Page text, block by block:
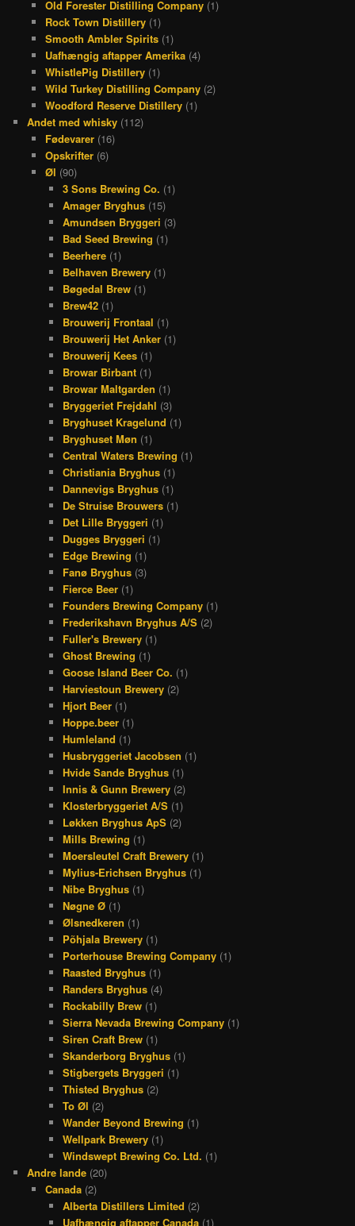
Old Forester Distilling Company(1)
Rock Town Distillery(1)
Smooth Ambler Spirits(1)
Uafhængig aftapper Amerika(4)
WhistlePig Distillery(1)
Wild Turkey Distilling Company(2)
Woodford Reserve Distillery(1)
Andet med whisky (112)
Fødevarer(16)
Opskrifter(6)
Øl (90)
3 Sons Brewing Co. (1)
Amager Bryghus (15)
Amundsen Bryggeri (3)
Bad Seed Brewing (1)
Beerhere (1)
Belhaven Brewery (1)
Bøgedal Brew (1)
Brew42 (1)
Brouwerij Frontaal (1)
Brouwerij Het Anker (1)
Brouwerij Kees (1)
Browar Birbant (1)
Browar Maltgarden (1)
Bryggeriet Frejdahl (3)
Bryghuset Kragelund (1)
Bryghuset Møn (1)
Central Waters Brewing (1)
Christiania Bryghus (1)
Dannevigs Bryghus (1)
De Struise Brouwers (1)
Det Lille Bryggeri (1)
Dugges Bryggeri (1)
Edge Brewing (1)
Fanø Bryghus (3)
Fierce Beer (1)
Founders Brewing Company (1)
Frederikshavn Bryghus A/S (2)
Fuller's Brewery (1)
Ghost Brewing (1)
Goose Island Beer Co. (1)
Harviestoun Brewery (2)
Hjort Beer (1)
Hoppe.beer (1)
Humleland (1)
Husbryggeriet Jacobsen (1)
Hvide Sande Bryghus (1)
Innis & Gunn Brewery (2)
Klosterbryggeriet A/S (1)
Løkken Bryghus ApS (2)
Mills Brewing (1)
Moersleutel Craft Brewery (1)
Mylius-Erichsen Bryghus (1)
Nibe Bryghus (1)
Nøgne Ø (1)
Ølsnedkeren (1)
Põhjala Brewery (1)
Porterhouse Brewing Company (1)
Raasted Bryghus (1)
Randers Bryghus (4)
Rockabilly Brew (1)
Sierra Nevada Brewing Company (1)
Siren Craft Brew (1)
Skanderborg Bryghus (1)
Stigbergets Bryggeri (1)
Thisted Bryghus (2)
To Øl (2)
Wander Beyond Brewing (1)
Wellpark Brewery (1)
Windswept Brewing Co. Ltd. (1)
Andre lande (20)
Canada(2)
Alberta Distillers Limited (2)
Uafhængig aftapper Canada (1)